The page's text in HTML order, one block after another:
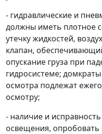
- гидравлические и
должны иметь плотное
утечку жидкостей,
клапан,
опускание груза при
гидросистеме;
осмотра подлежат
осмотру;
- наличие и
освещения, опробовать